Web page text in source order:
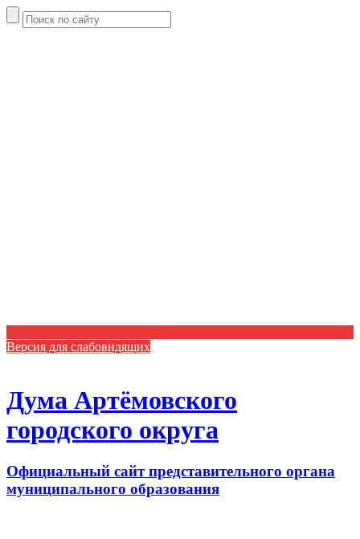
Версия для слабовидящих
Дума Артёмовского
городского округа
Официальный сайт представительного органа
муниципального образования